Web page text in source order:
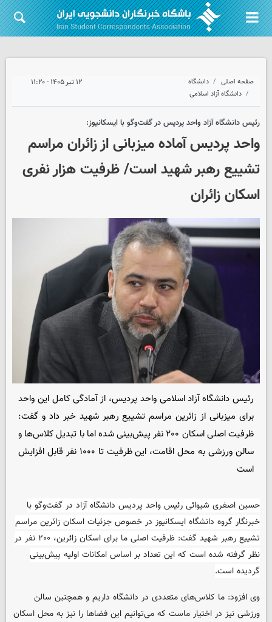
صفحه اصلی
دانشگاه
دانشگاه آزاد اسلامی
۱۲ تیر ۱۴۰۵ - ۱۱:۲۰
رئیس دانشگاه آزاد واحد پردیس در گفت‌وگو با ایسکانیوز:
واحد پردیس آماده میزبانی از زائران مراسم
تشییع رهبر شهید است/ ظرفیت هزار نفری
اسکان زائران
رئیس دانشگاه آزاد اسلامی واحد پردیس، از آمادگی کامل این واحد
برای میزبانی از زائرین مراسم تشییع رهبر شهید خبر داد و گفت:
ظرفیت اصلی اسکان ۲۰۰ نفر پیش‌بینی شده اما با تبدیل کلاس‌ها و
سالن ورزشی به محل اقامت، این ظرفیت تا ۱۰۰۰ نفر قابل افزایش
است
حسین اصغری شیوائی رئیس واحد پردیس دانشگاه آزاد در گفت‌وگو با
خبرنگار گروه دانشگاه ایسکانیوز در خصوص جزئیات اسکان زائرین مراسم
تشییع رهبر شهید گفت: ظرفیت اصلی ما برای اسکان زائرین، ۲۰۰ نفر در
نظر گرفته شده است که این تعداد بر اساس امکانات اولیه پیش‌بینی
گردیده است.
وی افزود: ما کلاس‌های متعددی در دانشگاه داریم و همچنین سالن
ورزشی نیز در اختیار ماست که می‌توانیم این فضاها را نیز به محل اسکان